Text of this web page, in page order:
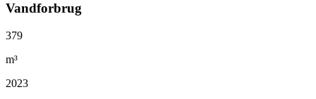
Vandforbrug
379
m³
2023